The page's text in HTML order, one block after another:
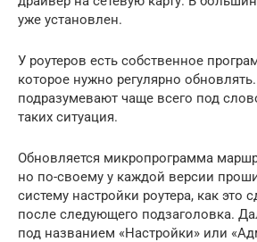
уже установлен.
У роутеров есть собственное
которое нужно регулярно
подразумевают чаще всего под
таких ситуация.
Обновляется микропрограмма
но по-своему у каждой версии
систему настройки роутера, как
после следующего подзаголовка.
под названием «Настройки» или